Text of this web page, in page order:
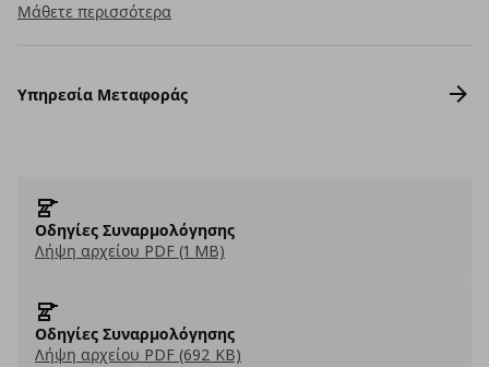
Μάθετε περισσότερα
Υπηρεσία Μεταφοράς
Οδηγίες Συναρμολόγησης
Λήψη αρχείου PDF (1 MB)
Οδηγίες Συναρμολόγησης
Λήψη αρχείου PDF (692 KB)